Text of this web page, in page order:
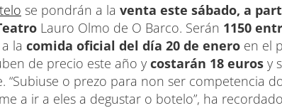
se pondrán a la venta este sábado, a
Lauro Olmo de O Barco. Serán 1150
la comida oficial del día 20 de enero en el
de precio este año y costarán 18 euros y
o prezo para non ser competencia
a ir a eles a degustar o botelo”, ha